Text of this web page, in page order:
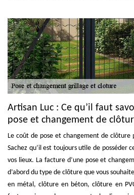
Artisan Luc : Ce qu’il faut
pose et changement de
Le coût de pose et changement de clôture
Sachez qu’il est toujours utile de posséder
vos lieux. La facture d’une pose et
d’abord du type de clôture que vous
en métal, clôture en béton, clôture en